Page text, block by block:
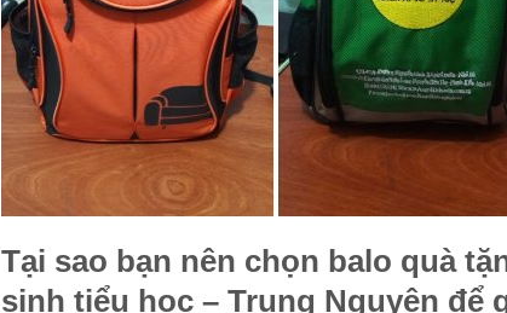
Tại sao bạn nên chọn balo quà
sinh tiểu học – Trung Nguyên để